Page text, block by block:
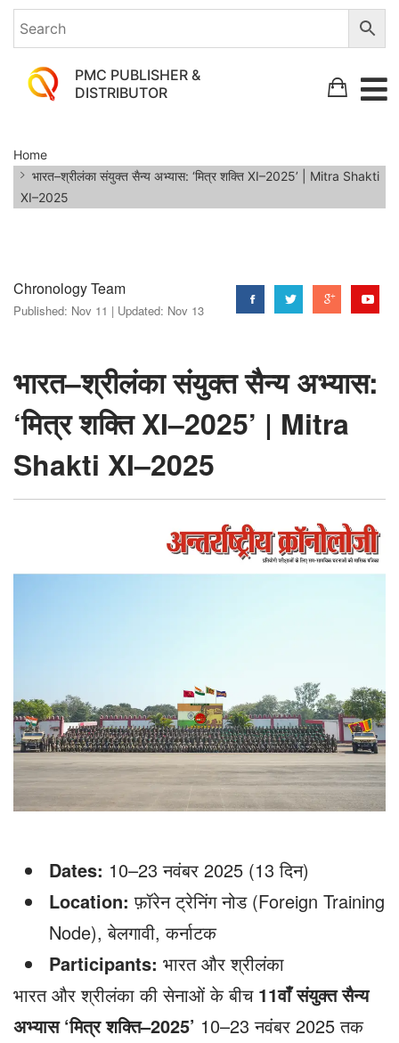
PMC PUBLISHER &
DISTRIBUTOR
श्रीलंका
संयुक्त
‘मित्र
शक्ति
Mitra
Shakti
XI–
2025
Home
भारत–श्रीलंका संयुक्त सैन्य अभ्यास: ‘मित्र शक्ति XI–2025’ | Mitra Shakti
XI–2025
Chronology Team
Published: Nov 11 | Updated: Nov 13
भारत–श्रीलंका संयुक्त सैन्य अभ्यास:
‘मित्र शक्ति XI–2025’ | Mitra
Shakti XI–2025
Dates: 10–23 नवंबर 2025 (13 दिन)
Location: फ़ॉरेन ट्रेनिंग नोड (Foreign Training
Node), बेलगावी, कर्नाटक
Participants: भारत और श्रीलंका
भारत और श्रीलंका की सेनाओं के बीच 11वाँ संयुक्त सैन्य
अभ्यास ‘मित्र शक्ति–2025’ 10–23 नवंबर 2025 तक